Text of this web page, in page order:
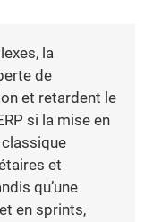
la
de
et retardent le
si la mise en
et
qu’une
en sprints,